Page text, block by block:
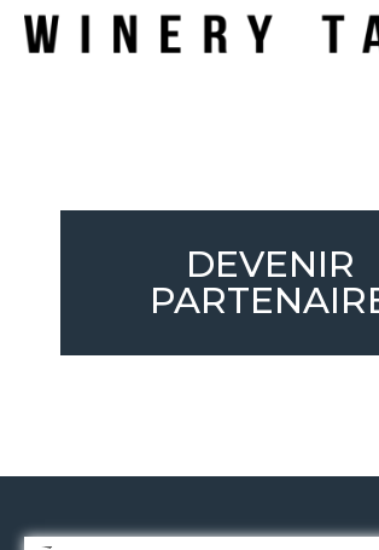
DEVENIR